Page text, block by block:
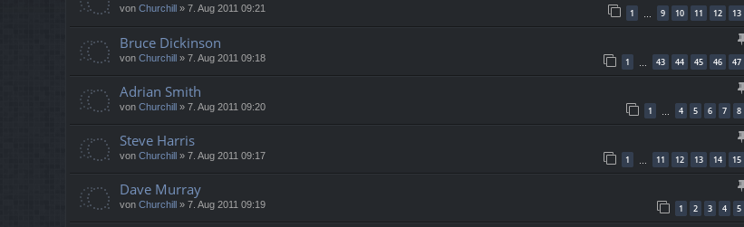
von Churchill » 7. Aug 2011 09:21 1 9 10 11 12 13
Bruce Dickinson
von Churchill » 7. Aug 2011 09:18 1 43 44 45 46 47
Adrian Smith
von Churchill » 7. Aug 2011 09:20 1 4 5 6 7 8
Steve Harris
von Churchill » 7. Aug 2011 09:17 1 11 12 13 14 15
Dave Murray
von Churchill » 7. Aug 2011 09:19 1 2 3 4 5